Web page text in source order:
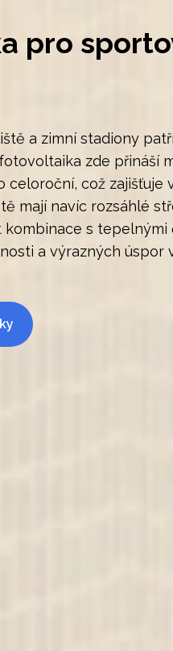
pro
a zimní stadiony
zde přináší
celoroční, což
mají navíc rozsáhlé
s tepelnými
a výrazných úspor